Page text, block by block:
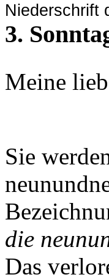
Niederschrift
3.
Meine
Sie
die
Das